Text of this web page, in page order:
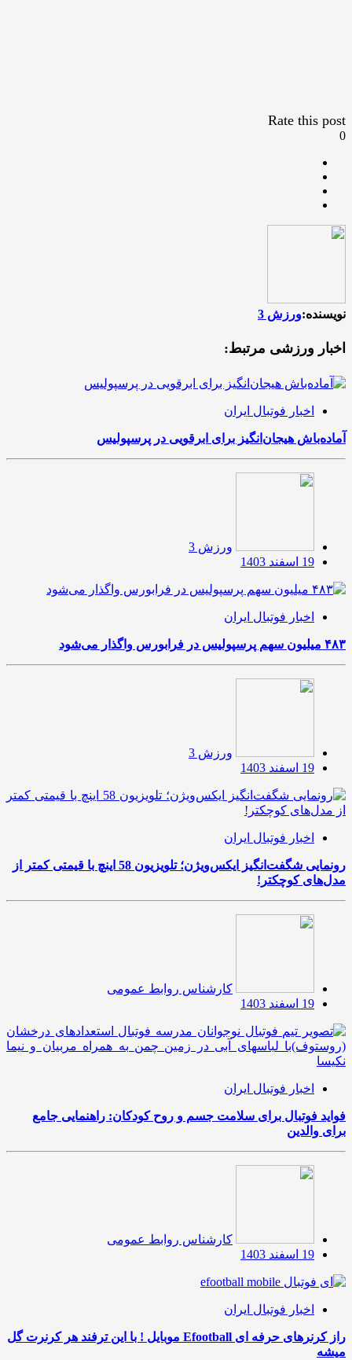
Rate this post
0
نویسنده:ورزش 3
اخبار ورزشی مرتبط:
اخبار فوتبال ایران
آماده‌باش هیجان‌انگیز برای ابرقویی در پرسپولیس
ورزش 3
19 اسفند 1403
اخبار فوتبال ایران
۴۸۳ میلیون سهم پرسپولیس در فرابورس واگذار می‌شود
ورزش 3
19 اسفند 1403
اخبار فوتبال ایران
رونمایی شگفت‌انگیز ایکس‌ویژن؛ تلویزیون 58 اینچ با قیمتی کمتر از
مدل‌های کوچکتر!
کارشناس روابط عمومی
19 اسفند 1403
اخبار فوتبال ایران
فواید فوتبال برای سلامت جسم و روح کودکان: راهنمایی جامع
برای والدین
کارشناس روابط عمومی
19 اسفند 1403
اخبار فوتبال ایران
راز کرنرهای حرفه ای Efootball موبایل ! با این ترفند هر کرنرت گل
میشه